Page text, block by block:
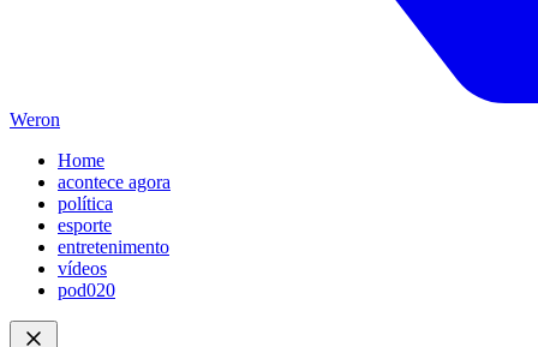
Weron
Home
acontece agora
política
esporte
entretenimento
vídeos
pod020